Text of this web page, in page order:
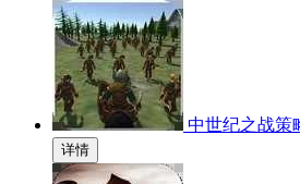
中世纪之战策
详情